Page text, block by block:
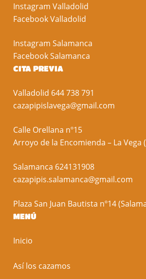
Instagram Valladolid
Facebook Valladolid
Instagram Salamanca
Facebook Salamanca
CITA PREVIA
Valladolid 644 738 791
cazapipislavega@gmail.com
Calle Orellana nº15
Arroyo de la Encomienda – La Vega
Salamanca 624131908
cazapipis.salamanca@gmail.com
Plaza San Juan Bautista nº14
MENÚ
Inicio
Así los cazamos